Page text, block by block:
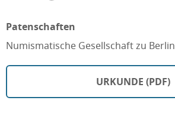
Patenschaften
Numismatische Gesellschaft zu Berlin
URKUNDE (PDF)